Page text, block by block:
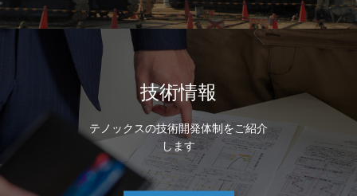
技術情報
テノックスの技術開発体制をご紹介
します